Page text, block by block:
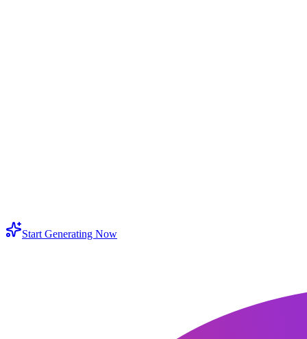
Start Generating Now